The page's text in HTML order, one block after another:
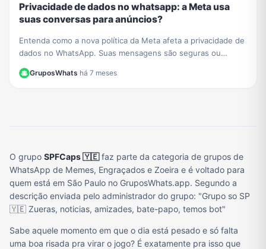
Privacidade de dados no whatsapp: a Meta usa
suas conversas para anúncios?
Entenda como a nova política da Meta afeta a privacidade de
dados no WhatsApp. Suas mensagens são seguras ou
GruposWhats·há 7 meses
O grupo SPFCaps 🇾🇪faz parte da categoria de grupos de
WhatsApp de Memes, Engraçados e Zoeira e é voltado para
quem está em São Paulo no GruposWhats.app. Segundo a
descrição enviada pelo administrador do grupo: "Grupo so SP
🇾🇪 Zueras, noticias, amizades, bate-papo, temos bot"
Sabe aquele momento em que o dia está pesado e só falta
uma boa risada pra virar o jogo? É exatamente pra isso que